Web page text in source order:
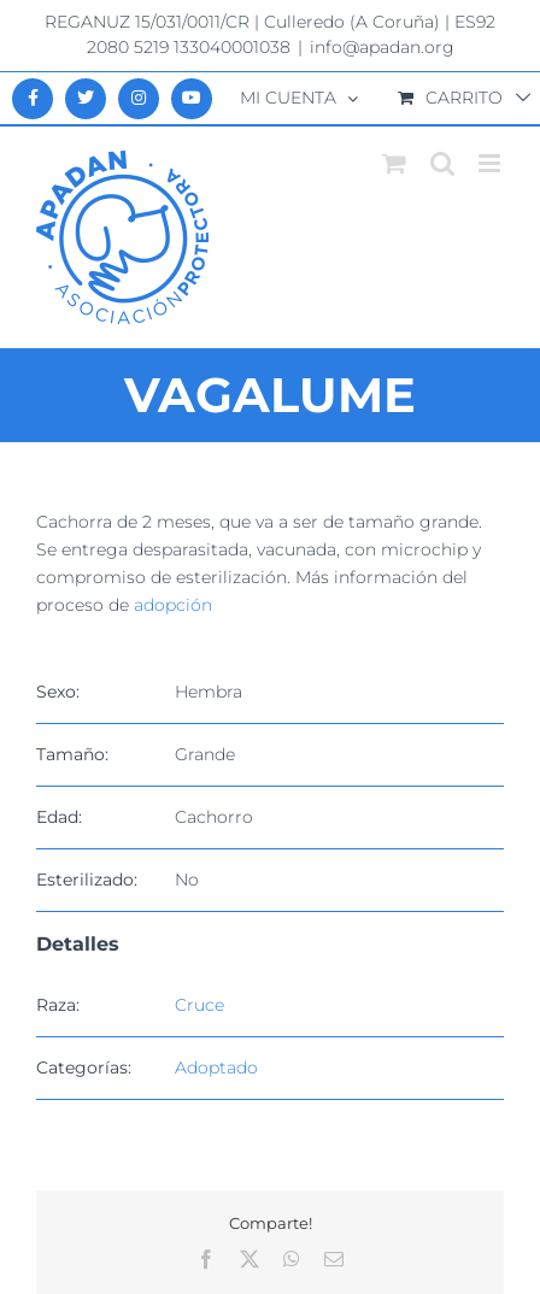
Saltar
contenido
REGANUZ 15/031/0011/CR | Culleredo (A Coruña) | ES92
2080 5219 133040001038 | info@apadan.org
MI CUENTA CARRITO
VAGALUME
Ver
imagen
más
grande
Cachorra de 2 meses, que va a ser de tamaño grande.
Se entrega desparasitada, vacunada, con microchip y
compromiso de esterilización. Más información del
proceso de adopción
Sexo: Hembra
Tamaño: Grande
Edad: Cachorro
Esterilizado: No
Detalles
Raza: Cruce
Categorías: Adoptado
Comparte!
Facebook
WhatsApp
Correo